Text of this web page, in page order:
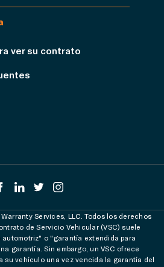
ver su contrato
Services, LLC. Todos los derechos
de Servicio Vehicular (VSC) suele
o "garantía extendida para
garantía. Sin embargo, un VSC ofrece
su vehículo una vez vencida la garantía del